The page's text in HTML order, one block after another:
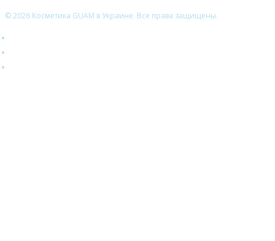
© 2026 Косметика GUAM в Украине. Все права защищены.